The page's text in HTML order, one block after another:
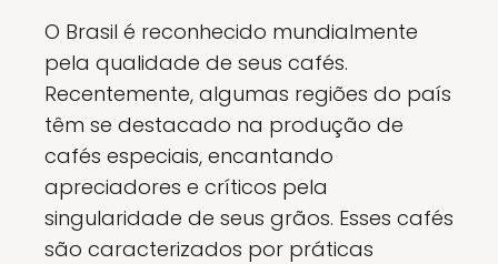
O Brasil é reconhecido mundialmente
pela qualidade de seus cafés.
Recentemente, algumas regiões do país
têm se destacado na produção de
cafés especiais, encantando
apreciadores e críticos pela
singularidade de seus grãos. Esses cafés
são caracterizados por práticas